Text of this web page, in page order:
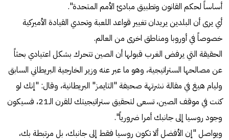
أساساً لحكم القانون وتطبيق مبادئ الأمم المتحدة".
أي يرى أن البلدين يريدان تغيير قواعد اللعبة وتحدي القيادة الأميركية
خصوصاً في أوروبا ومناطق اخرى من العالم.
الحقيقة التي يرفض الغرب قبولها أن الصين تتحرك بشكل اعتيادي بحثاً
عن مصالحها الستراتيجية، وهو ما عبر عنه وزير الخارجية البريطاني السابق
وليام هيغ في مقالة نشرتهة صحيفة "التايمز" البريطانية، وقال: "إنك لو
كنت في موقف الصين، تسعى لتحقيق ستراتيجيتك للقرن الـ21، فسيكون
وجود روسيا إلى جانبك أمرا ضرورياً".
ويواصل "إن الأفضل ألا تكون روسيا فقط إلى جانبك، بل مرتبطة بك،